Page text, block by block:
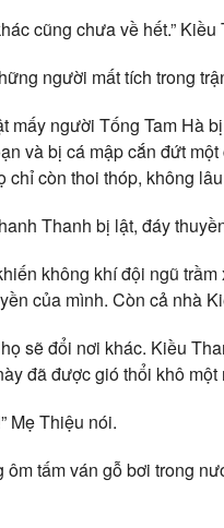
cũng chưa về hết.”
người mất tích trong
mấy người Tống Tam Hà
và bị cá mập cắn đứt
còn thoi thóp, không
Thanh bị lật, đáy
không khí đội ngũ
của mình. Còn cả nhà
sẽ đổi nơi khác. Kiều
đã được gió thổi khô
Mẹ Thiệu nói.
tấm ván gỗ bơi trong